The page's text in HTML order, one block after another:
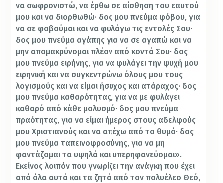
να σωφρονιστώ, να έρθω σε αίσθηση του εαυτού
μου και να διορθωθώ· δος μου πνεύμα φόβου, για
να σε φοβούμαι και να φυλάγω τις εντολές Σου·
δος μου πνεύμα αγάπης για να σε αγαπώ και να
μην απομακρύνομαι πλέον από κοντά Σου· δος
μου πνεύμα ειρήνης, για να φυλάγει την ψυχή μου
ειρηνική και να συγκεντρώνω όλους μου τους
λογισμούς και να είμαι ήσυχος και ατάραχος· δος
μου πνεύμα καθαρότητας, για να με φυλάγει
καθαρό από κάθε μολυσμό· δος μου πνεύμα
πραότητας, για να είμαι ήμερος στους αδελφούς
μου Χριστιανούς και να απέχω από το θυμό· δος
μου πνεύμα ταπεινοφροσύνης, για να μη
φαντάζομαι τα υψηλά και υπερηφανεύομαι».
Εκείνος λοιπόν που γνωρίζει την ανάγκη που έχει
από όλα αυτά και τα ζητά από τον πολυέλεο Θεό,